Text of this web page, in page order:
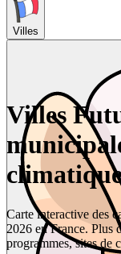
Villes
Villes
Carte interactive des
2026 en France. Plus
programmes, sites de